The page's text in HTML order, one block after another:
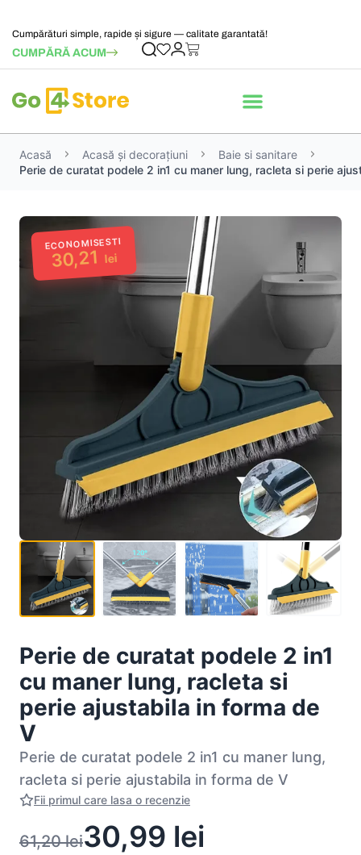
Cumpărături simple, rapide și sigure — calitate garantată!
CUMPĂRĂ ACUM
Acasă Acasă și decorațiuni
Baie si sanitare
Perie de curatat podele 2 in1 cu maner lung, racleta si perie
ECONOMISESTI
30,21 lei
Perie de curatat podele 2 in1
cu maner lung, racleta si
perie ajustabila in forma de
V
Perie de curatat podele 2 in1 cu maner lung,
racleta si perie ajustabila in forma de V
Fii primul care lasa o recenzie
61,20lei30,99 lei